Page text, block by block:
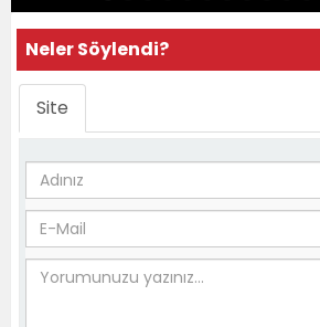
Neler Söylendi?
Site